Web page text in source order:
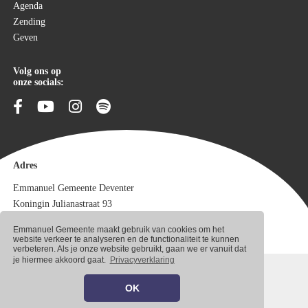
Emmanuel Gemeente maakt gebruik van cookies om het
website verkeer te analyseren en de functionaliteit te kunnen
verbeteren. Als je onze website gebruikt, gaan we er vanuit dat
je hiermee akkoord gaat. Privacyverklaring
OK
Agenda
Zending
Geven
Volg ons op
onze socials:
Adres
Emmanuel Gemeente Deventer
Koningin Julianastraat 93
Meer contact